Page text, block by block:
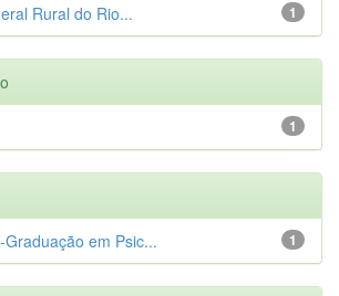
1
Rural do Rio...
1
1
em Psic...